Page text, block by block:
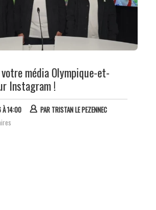
votre média Olympique-et-
Instagram !
14:00 PAR TRISTAN LE PEZENNEC